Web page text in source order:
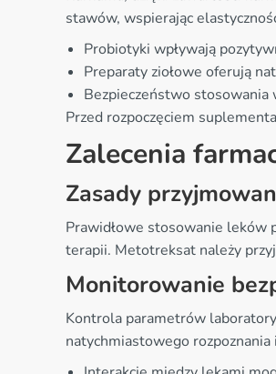
stawów, wspierając
Probiotyki wpływają
Preparaty ziołowe oferują
Bezpieczeństwo stosowania
Przed rozpoczęciem
Zalecenia
Zasady
Prawidłowe stosowanie leków
terapii. Metotreksat należy
Monitorowanie
Kontrola parametrów
natychmiastowego rozpoznania